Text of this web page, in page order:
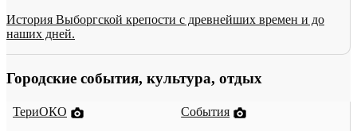
История Выборгской крепости с древнейших времен и до
наших дней.
Городские события, культура, отдых
ТериОКО
События